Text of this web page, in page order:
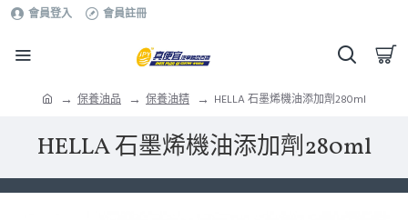
會員登入 會員註冊
保養油品 保養油精 HELLA 石墨烯機油添加劑280ml
HELLA 石墨烯機油添加劑280ml